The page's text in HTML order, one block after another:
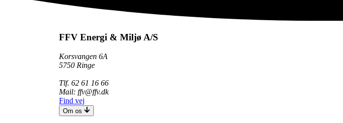
FFV Energi & Miljø A/S
Korsvangen 6A
5750 Ringe
Tlf. 62 61 16 66
Mail: ffv@ffv.dk
Find vej
Om os